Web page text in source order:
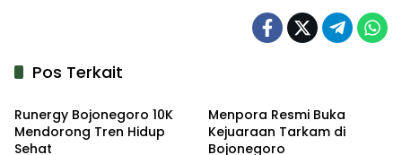
Pos Terkait
Kabar
Runergy Bojonegoro 10K
Mendorong Tren Hidup
Sehat
Menpora Resmi Buka
Kejuaraan Tarkam di
Bojonegoro